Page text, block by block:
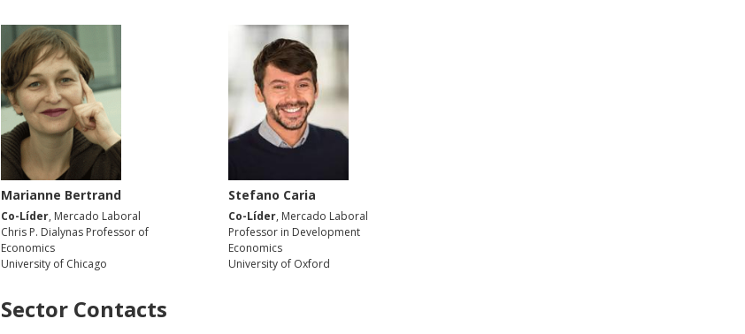
Marianne Bertrand
Co-Líder, Mercado Laboral
Chris P. Dialynas Professor of
Economics
University of Chicago
Stefano Caria
Co-Líder, Mercado Laboral
Professor in Development
Economics
University of Oxford
Sector Contacts